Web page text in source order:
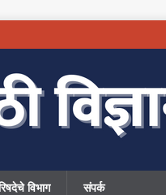
विभाग संपर्क